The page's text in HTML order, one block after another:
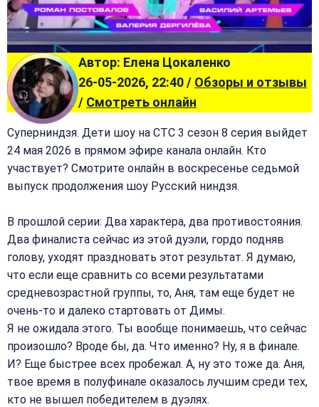
Автор: Елена Цокаленко
26-05-2026, 22:40 / Обзоры и отзывы
/ Смотреть онлайн
Суперниндзя. Дети шоу на СТС 3 сезон 8 серия выйдет
24 мая 2026 в прямом эфире канала онлайн. Кто
участвует? Смотрите онлайн в воскресенье седьмой
выпуск продолжения шоу Русский ниндзя.
В прошлой серии: Два характера, два противостояния.
Два финалиста сейчас из этой дуэли, гордо подняв
голову, уходят праздновать этот результат. Я думаю,
что если еще сравнить со всеми результатами
средневозрастной группы, то, Аня, там еще будет не
очень-то и далеко стартовать от Димы.
Я не ожидала этого. Ты вообще понимаешь, что сейчас
произошло? Вроде бы, да. Что именно? Ну, я в финале.
И? Еще быстрее всех пробежал. А, ну это тоже да. Аня,
твое время в полуфинале оказалось лучшим среди тех,
кто не вышел победителем в дуэлях.